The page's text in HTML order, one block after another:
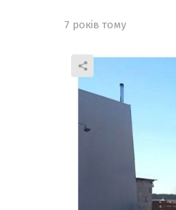
7 років тому